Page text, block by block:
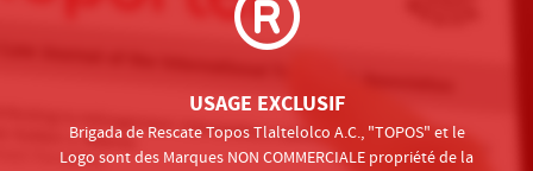
USAGE EXCLUSIF
Brigada de Rescate Topos Tlaltelolco A.C., "TOPOS" et le
Logo sont des Marques NON COMMERCIALE propriété de la